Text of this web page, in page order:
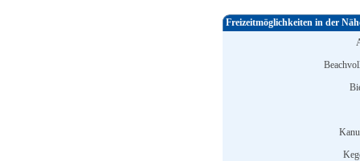
Freizeitmöglichkeiten in der